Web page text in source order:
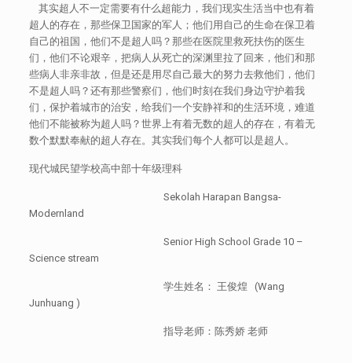
其实超人不一定需要有什么超能力，我们现实生活当中也有着
超人的存在，那些保卫国家的军人；他们用自己的生命在保卫着
自己的祖国，他们不是超人吗？那些在医院里救死扶伤的医生
们，他们不论艰辛，把病人从死亡的深渊里拉了回来，他们和那
些病人非亲非故，但是还是用尽自己最大的努力去救他们，他们
不是超人吗？还有那些警察们，他们时刻在我们身边守护着我
们，保护着城市的治安，给我们一个安静祥和的生活环境，难道
他们不能被称为超人吗？世界上有着无数的超人的存在，有着无
数个默默奉献的超人存在。其实我们每个人都可以是超人。
现代城民望学校高中部十年级理科
Sekolah Harapan Bangsa-
Modernland
Senior High School Grade 10 –
Science stream
学生姓名： 王俊煌 (Wang
Junhuang )
指导老师：陈秀娇 老师